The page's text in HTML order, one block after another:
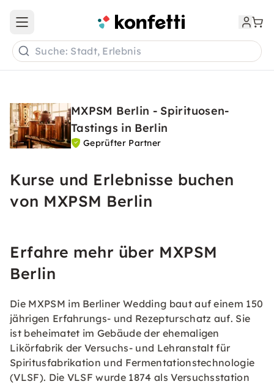
Open main menu
Suche: Stadt, Erlebnis
MXPSM Berlin - Spirituosen-
Tastings in Berlin
Geprüfter Partner
Kurse und Erlebnisse buchen
von MXPSM Berlin
Erfahre mehr über MXPSM
Berlin
Die MXPSM im Berliner Wedding baut auf einem 150
jährigen Erfahrungs- und Rezepturschatz auf. Sie
ist beheimatet im Gebäude der ehemaligen
Likörfabrik der Versuchs- und Lehranstalt für
Spiritusfabrikation und Fermentationstechnologie
(VLSF). Die VLSF wurde 1874 als Versuchsstation